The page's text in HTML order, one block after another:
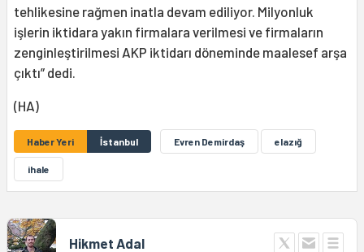
tehlikesine rağmen inatla devam ediliyor. Milyonluk
işlerin iktidara yakın firmalara verilmesi ve firmaların
zenginleştirilmesi AKP iktidarı döneminde maalesef arşa
çıktı” dedi.
(HA)
Haber Yeri İstanbul Evren Demirdaş elazığ
ihale
Hikmet Adal